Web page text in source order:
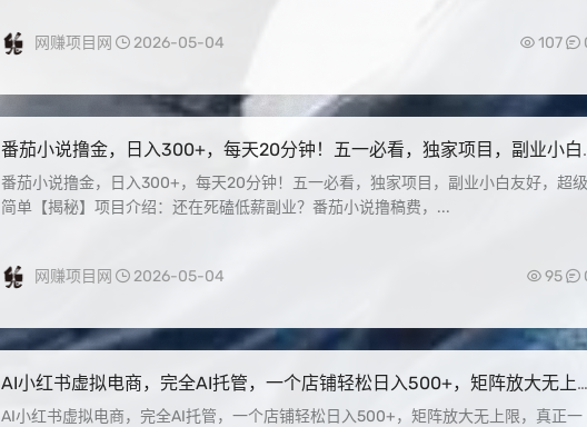
网赚项目网 2026-05-04 107
番茄小说撸金，日入300+，每天20分钟！五一必看，独家项目，副业小白
友好，超级简单【揭秘】
番茄小说撸金，日入300+，每天20分钟！五一必看，独家项目，副业小白友好，超级
简单【揭秘】项目介绍：还在死磕低薪副业？番茄小说撸稿费，...
网赚项目网 2026-05-04 95
AI小红书虚拟电商，完全AI托管，一个店铺轻松日入500+，矩阵放大无上
限，真正一本万利的项目【揭秘】
AI小红书虚拟电商，完全AI托管，一个店铺轻松日入500+，矩阵放大无上限，真正一